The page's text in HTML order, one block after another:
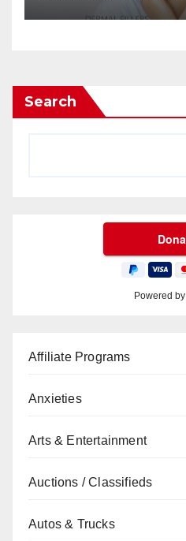
Search
Powered by
Affiliate Programs
Anxieties
Arts & Entertainment
Auctions / Classifieds
Autos & Trucks